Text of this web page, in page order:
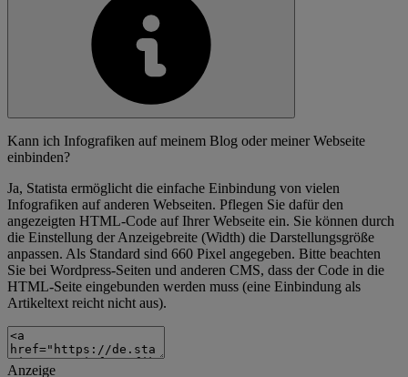
Kann ich Infografiken auf meinem Blog oder meiner Webseite
einbinden?
Ja, Statista ermöglicht die einfache Einbindung von vielen
Infografiken auf anderen Webseiten. Pflegen Sie dafür den
angezeigten HTML-Code auf Ihrer Webseite ein. Sie können durch
die Einstellung der Anzeigebreite (Width) die Darstellungsgröße
anpassen. Als Standard sind 660 Pixel angegeben. Bitte beachten
Sie bei Wordpress-Seiten und anderen CMS, dass der Code in die
HTML-Seite eingebunden werden muss (eine Einbindung als
Artikeltext reicht nicht aus).
Anzeige